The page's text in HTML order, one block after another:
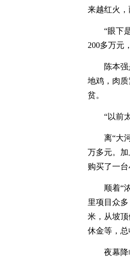
来越红火，
“眼下
200多万元
陈本
地鸡，肉
贫。
“以前
离“大
万多元。
购买了一台
顺着“
里项目众
米，从坡
休金等，总
夜幕